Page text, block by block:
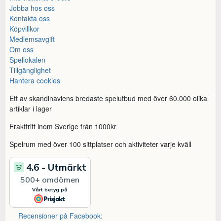
Jobba hos oss
Kontakta oss
Köpvillkor
Medlemsavgift
Om oss
Spellokalen
Tillgänglighet
Hantera cookies
Ett av skandinaviens bredaste spelutbud med över 60.000 olika
artiklar i lager
Fraktfritt inom Sverige från 1000kr
Spelrum med över 100 sittplatser och aktiviteter varje kväll
Recensioner på Facebook: